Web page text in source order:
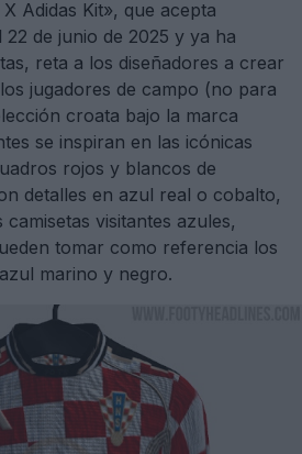
X Adidas Kit», que acepta
de junio de 2025 y ya ha
reta a los diseñadores a crear
jugadores de campo (no para
croata bajo la marca
se inspiran en las icónicas
rojos y blancos de
detalles en azul real o cobalto,
visitantes azules,
tomar como referencia los
marino y negro.